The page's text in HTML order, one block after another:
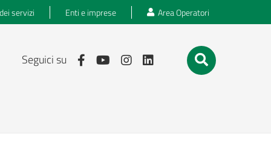
servizi Enti e imprese Area Operatori
Seguici su